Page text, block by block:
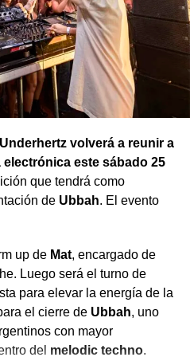
que en los próximos
completa.
volverá a reunir a
electrónica este sábado 25
que tendrá como
de Ubbah. El evento
up de Mat, encargado de
Luego será el turno de
para elevar la energía de la
el cierre de Ubbah, uno
con mayor
del melodic techno.